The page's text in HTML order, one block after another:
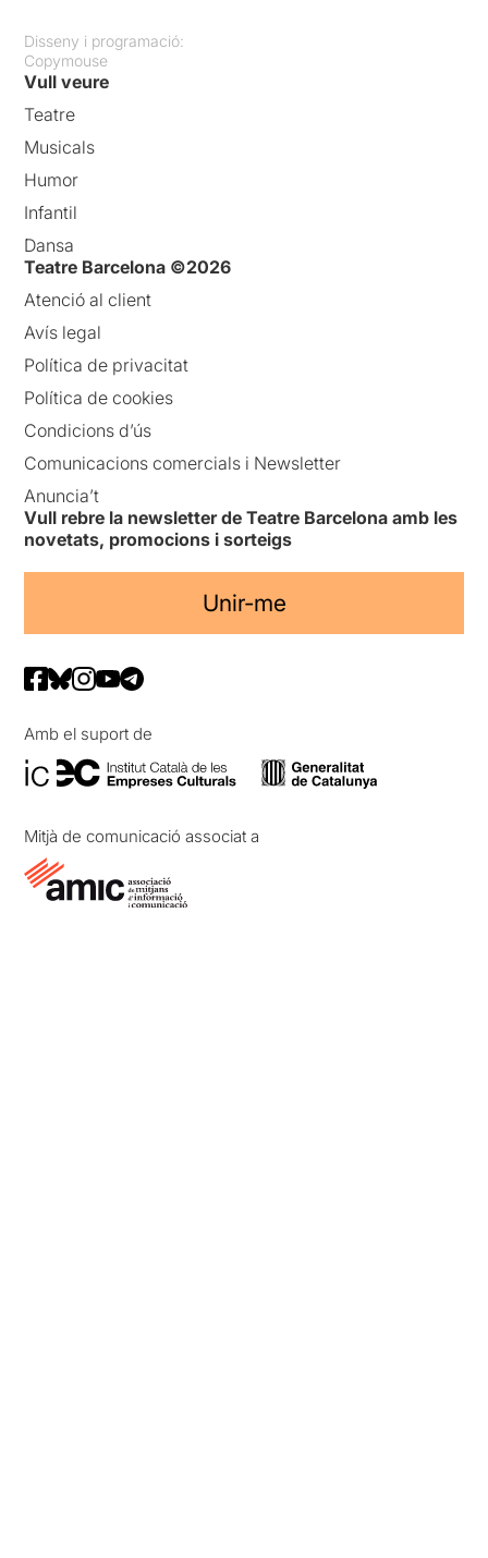
Disseny i programació:
Copymouse
Vull veure
Teatre
Musicals
Humor
Infantil
Dansa
Teatre Barcelona ©2026
Atenció al client
Avís legal
Política de privacitat
Política de cookies
Condicions d’ús
Comunicacions comercials i Newsletter
Anuncia’t
Vull rebre la newsletter de Teatre Barcelona amb les
novetats, promocions i sorteigs
Unir-me
Amb el suport de
Mitjà de comunicació associat a